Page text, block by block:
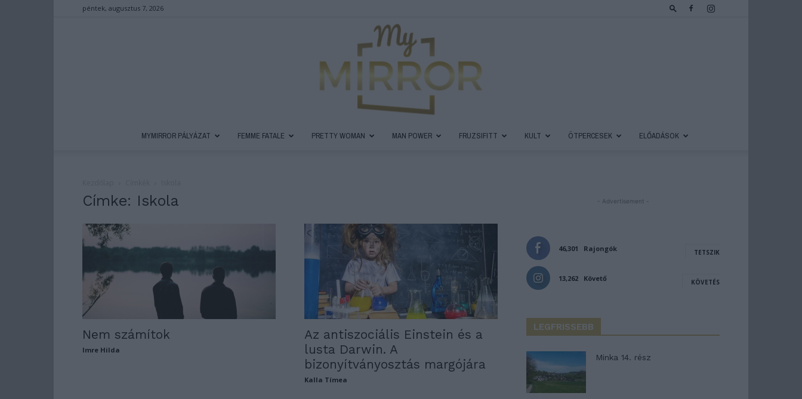
péntek, augusztus 7, 2026
MYMIRROR PÁLYÁZAT FEMME FATALE PRETTY WOMAN MAN POWER FRUZSIFITT KULT ÖTPERCESEK ELŐADÁSOK
Címke: Iskola
Nem számítok
Imre Hilda
Az antiszociális Einstein és a
lusta Darwin. A
bizonyítványosztás margójára
Kalla Tímea
- Advertisement -
46,301 Rajongók TETSZIK
13,262 Követő KÖVETÉS
LEGFRISSEBB
Minka 14. rész